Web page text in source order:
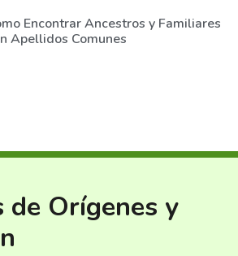
Encontrar Ancestros y Familiares
Apellidos Comunes
de Orígenes y